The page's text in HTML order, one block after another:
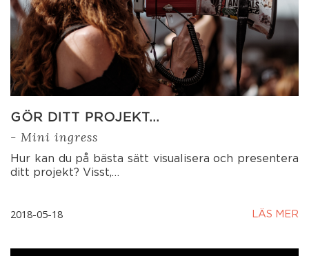
GÖR DITT PROJEKT…
- Mini ingress
Hur kan du på bästa sätt visualisera och presentera
ditt projekt? Visst,…
2018-05-18 LÄS MER